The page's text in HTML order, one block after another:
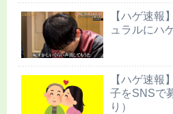
【ハゲ速報
ュラルにハ
【ハゲ速報
子をSNSで
り）